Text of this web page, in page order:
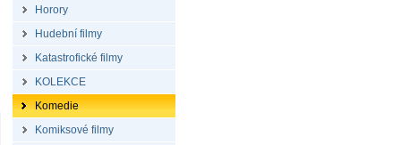
Horory
Hudební filmy
Katastrofické filmy
KOLEKCE
Komedie
Komiksové filmy